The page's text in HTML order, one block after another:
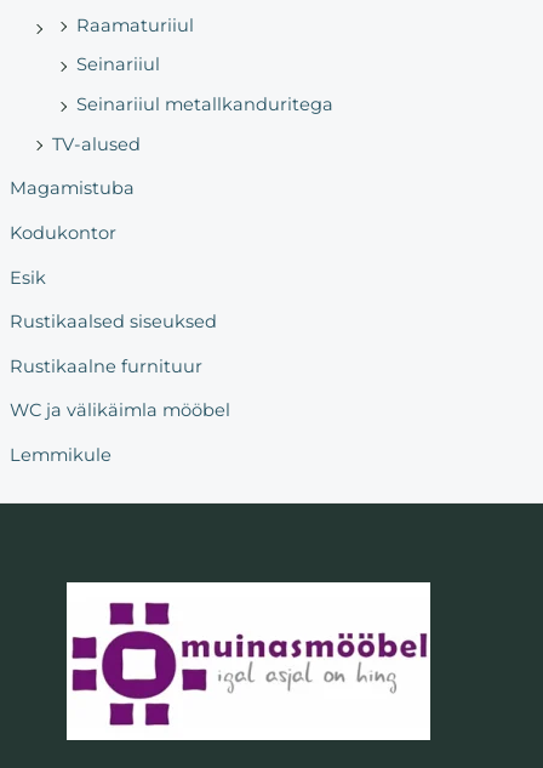
Raamaturiiul
Seinariiul
Seinariiul metallkanduritega
TV-alused
Magamistuba
Kodukontor
Esik
Rustikaalsed siseuksed
Rustikaalne furnituur
WC ja välikäimla mööbel
Lemmikule